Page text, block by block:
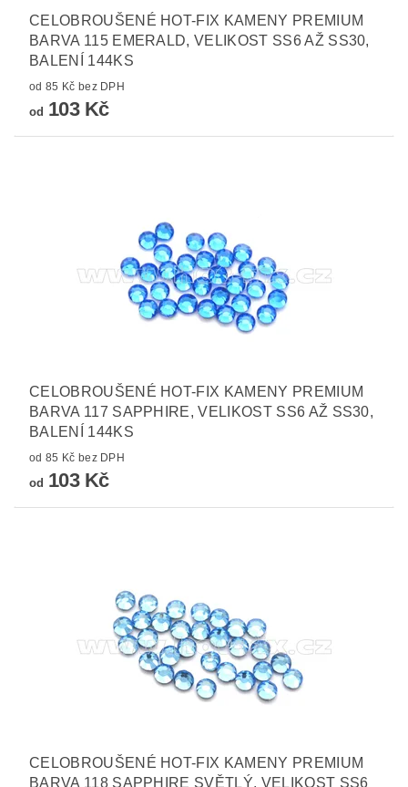
CELOBROUŠENÉ HOT-FIX KAMENY PREMIUM
BARVA 115 EMERALD, VELIKOST SS6 AŽ SS30,
BALENÍ 144KS
od 85 Kč bez DPH
od 103 Kč
CELOBROUŠENÉ HOT-FIX KAMENY PREMIUM
BARVA 117 SAPPHIRE, VELIKOST SS6 AŽ SS30,
BALENÍ 144KS
od 85 Kč bez DPH
od 103 Kč
CELOBROUŠENÉ HOT-FIX KAMENY PREMIUM
BARVA 118 SAPPHIRE SVĚTLÝ, VELIKOST SS6